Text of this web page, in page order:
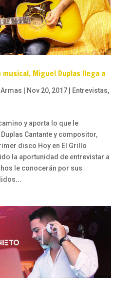
Miguel Duplas llega a
Nov 20, 2017| Entrevistas,
y aporta lo que le
Cantante y compositor,
disco Hoy en El Grillo
la aportunidad de entrevistar a
le conocerán por sus